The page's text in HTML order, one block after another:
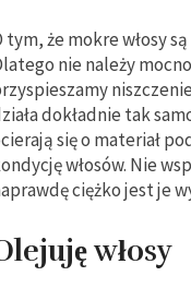
tym, że mokre włosy
nie należy
dokładnie tak
się o materiał
włosów. Nie
ciężko jest je
włosy